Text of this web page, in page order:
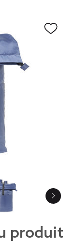
produit